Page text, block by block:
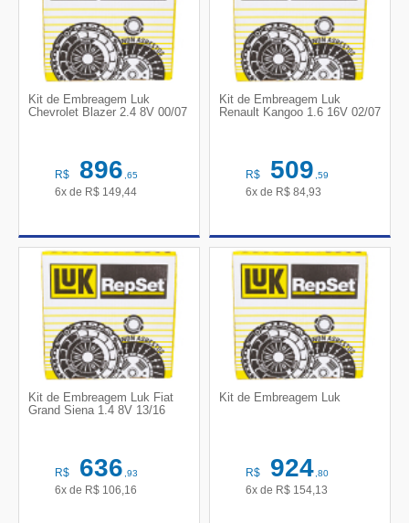
Kit de Embreagem Luk
Chevrolet Blazer 2.4 8V 00/07
R$ 896,65
6x de R$ 149,44
Kit de Embreagem Luk
Renault Kangoo 1.6 16V 02/07
R$ 509,59
6x de R$ 84,93
Kit de Embreagem Luk Fiat
Grand Siena 1.4 8V 13/16
R$ 636,93
6x de R$ 106,16
Kit de Embreagem Luk
R$ 924,80
6x de R$ 154,13